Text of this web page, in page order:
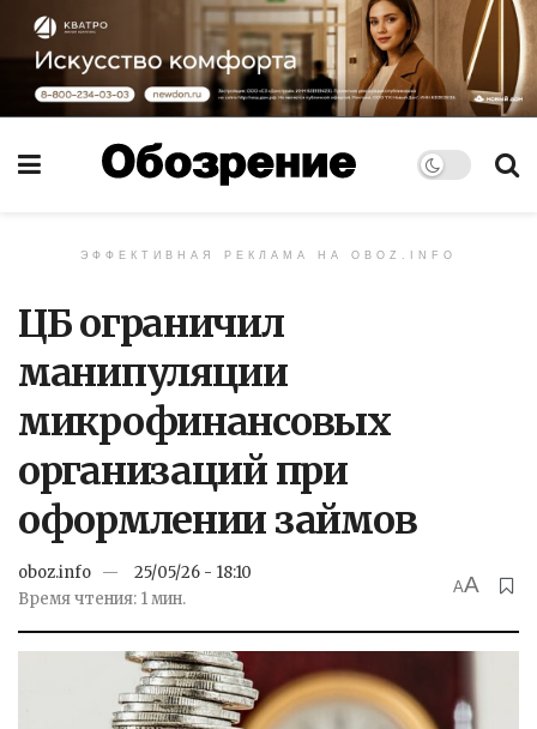
ЭФФЕКТИВНАЯ РЕКЛАМА НА OBOZ.INFO
ЦБ ограничил
манипуляции
микрофинансовых
организаций при
оформлении займов
oboz.info
25/05/26 - 18:10
Время чтения: 1 мин.
AA